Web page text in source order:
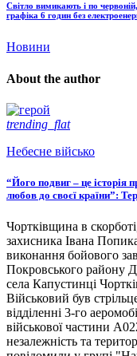
Світло вимикають і по
графіка 6 годин без
Новини
About the author
trending_flat
Небесне військо
“Його подвиг – це історія
любов до своєї країни”:
Чортківщина в
захисника Івана
виконання бойового
Покровського району
села Капустинці
Військовий був
відділенні 3-го
військової частини
незалежність та